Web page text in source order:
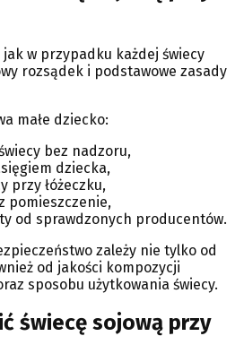
w przypadku każdej świecy
rozsądek i podstawowe zasady
małe dziecko:
bez nadzoru,
dziecka,
przy łóżeczku,
pomieszczenie,
od sprawdzonych producentów.
zależy nie tylko od
od jakości kompozycji
sposobu użytkowania świecy.
świecę sojową przy